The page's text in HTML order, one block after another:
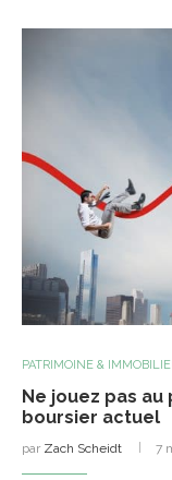
PATRIMOINE &
Ne jouez pas
boursier actuel
par Zach Scheidt 7